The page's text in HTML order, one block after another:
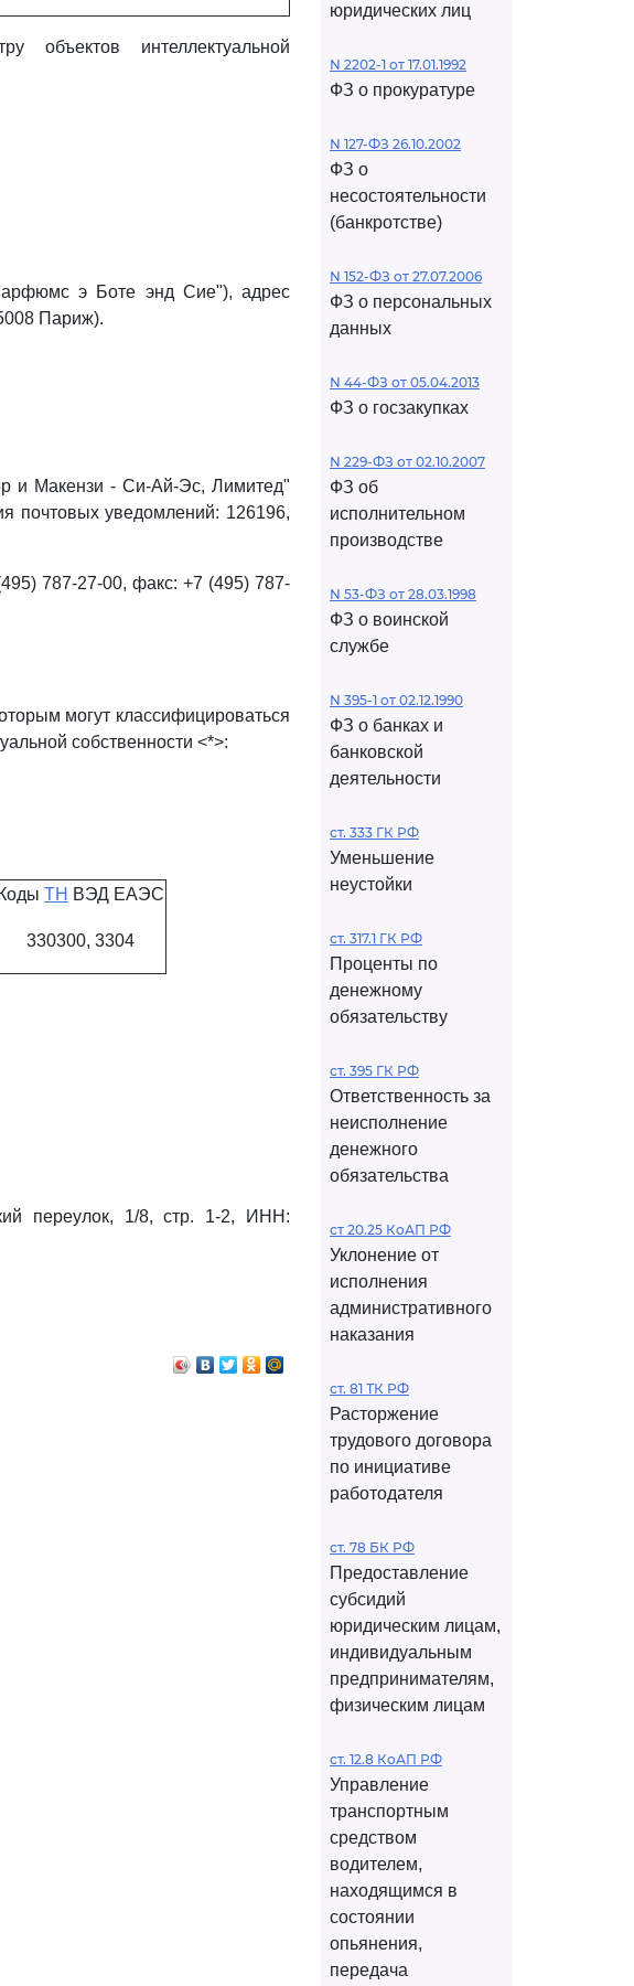
объектов интеллектуальной
э Боте энд Сие"), адрес
Париж).
и Макензи - Си-Ай-Эс, Лимитед"
почтовых уведомлений: 126196,
787-27-00, факс: +7 (495) 787-
могут классифицироваться
собственности <*>:
Коды ТН ВЭД ЕАЭС
330300, 3304
переулок, 1/8, стр. 1-2, ИНН:
юридических лиц
N 2202-1 от 17.01.1992
ФЗ о прокуратуре
N 127-ФЗ 26.10.2002
ФЗ о
несостоятельности
(банкротстве)
N 152-ФЗ от 27.07.2006
ФЗ о персональных
данных
N 44-ФЗ от 05.04.2013
ФЗ о госзакупках
N 229-ФЗ от 02.10.2007
ФЗ об
исполнительном
производстве
N 53-ФЗ от 28.03.1998
ФЗ о воинской
службе
N 395-1 от 02.12.1990
ФЗ о банках и
банковской
деятельности
ст. 333 ГК РФ
Уменьшение
неустойки
ст. 317.1 ГК РФ
Проценты по
денежному
обязательству
ст. 395 ГК РФ
Ответственность за
неисполнение
денежного
обязательства
ст 20.25 КоАП РФ
Уклонение от
исполнения
административного
наказания
ст. 81 ТК РФ
Расторжение
трудового договора
по инициативе
работодателя
ст. 78 БК РФ
Предоставление
субсидий
юридическим лицам,
индивидуальным
предпринимателям,
физическим лицам
ст. 12.8 КоАП РФ
Управление
транспортным
средством
водителем,
находящимся в
состоянии
опьянения,
передача